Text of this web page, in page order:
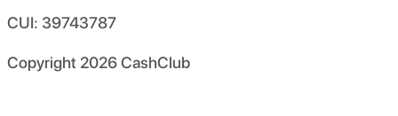
CUI: 39743787
Copyright 2026CashClub